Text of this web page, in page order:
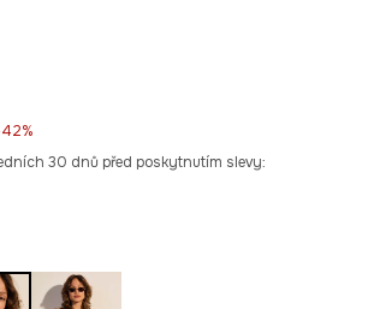
30 dnů před poskytnutím slevy: